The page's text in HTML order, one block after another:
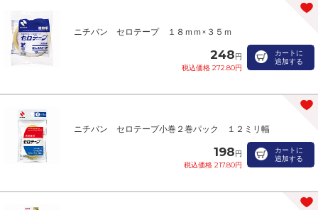
ニチバン セロテープ １８ｍｍ×３５ｍ
248円
税込価格 272.80円
カートに
追加する
ニチバン セロテープ小巻２巻パック １２ミリ幅
198円
税込価格 217.80円
カートに
追加する